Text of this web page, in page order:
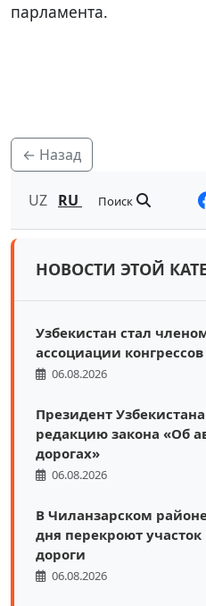
парламента.
← Назад
UZ RU Поиск
НОВОСТИ ЭТОЙ
Узбекистан стал
ассоциации
06.08.2026
Президент
редакцию закона «Об
дорогах»
06.08.2026
В Чиланзарском
дня перекроют
дороги
06.08.2026